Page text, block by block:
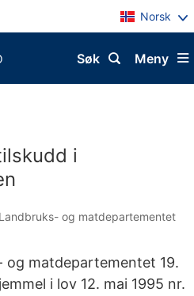
Norsk
Meny
Søk
i
Landbruks- og matdepartementet
og matdepartementet 19.
i lov 12. mai 1995 nr.